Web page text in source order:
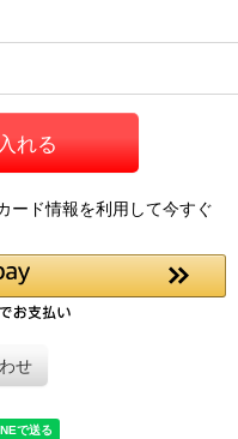
れる
ード情報を利用して今すぐ
せ